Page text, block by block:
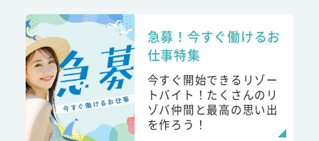
急募！今すぐ働けるお
仕事特集
今すぐ開始できるリゾー
トバイト！たくさんのリ
ゾバ仲間と最高の思い出
を作ろう！